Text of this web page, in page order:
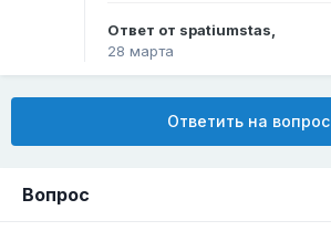
Ответ от spatiumstas,
28 марта
Ответить на вопрос
Вопрос